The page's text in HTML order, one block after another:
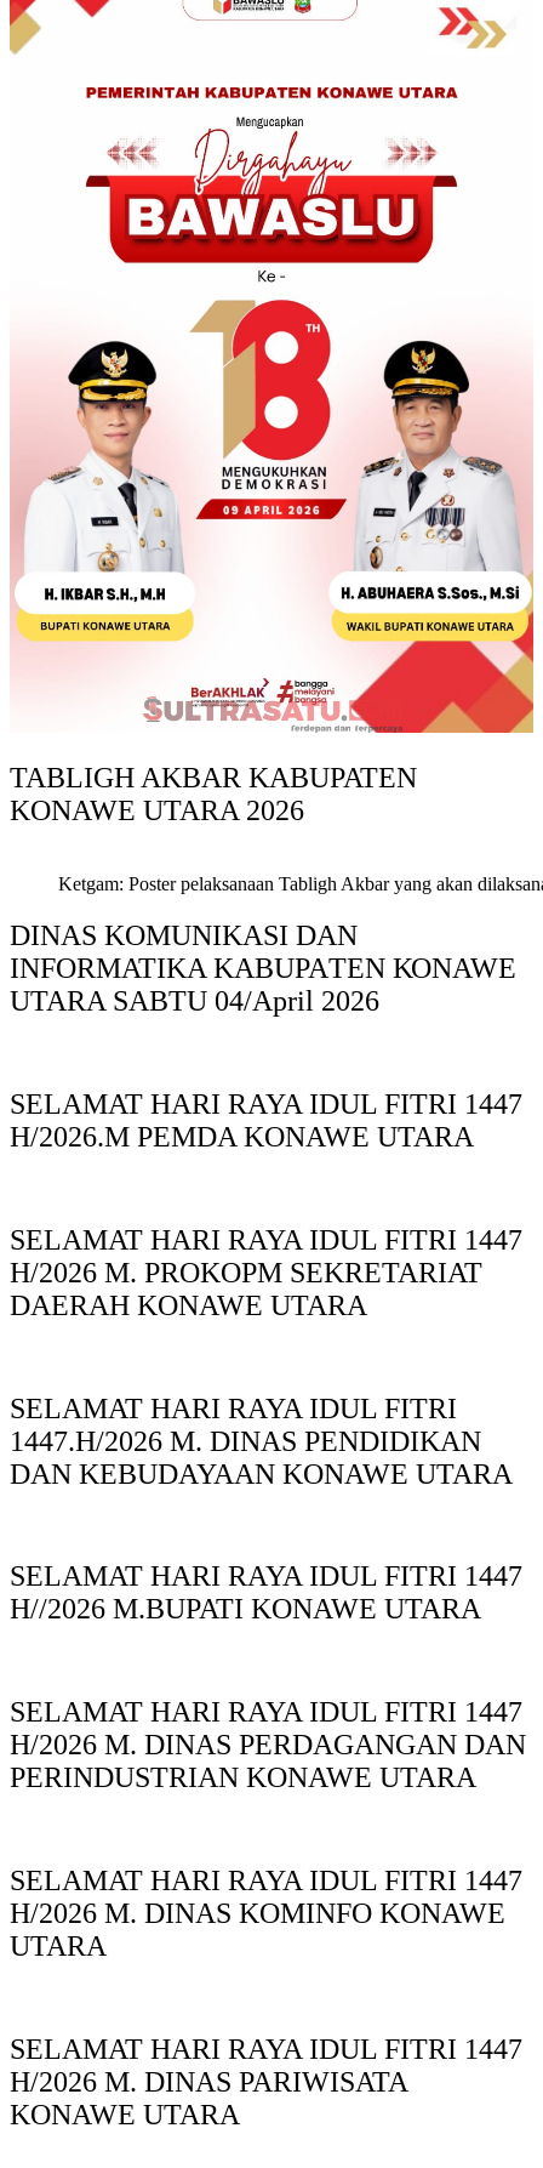
TABLIGH AKBAR KABUPATEN
KONAWE UTARA 2026
Ketgam: Poster pelaksanaan Tabligh Akbar yang akan
DINAS KOMUNIKASI DAN
INFORMATIKA KABUPAΤΕΝ ΚΟNAWE
UTARA SABTU 04/April 2026
SELAMAT HARI RAYA IDUL FITRI 1447
H/2026.M PEMDA KONAWE UTARA
SELAMAT HARI RAYA IDUL FITRI 1447
H/2026 M. PROKOPM SEKRETARIAT
DAERAH KONAWE UTARA
SELAMAT HARI RAYA IDUL FITRI
1447.H/2026 M. DINAS PENDIDIKAN
DAN KEBUDAYAAN KONAWE UTARA
SELAMAT HARI RAYA IDUL FITRI 1447
H//2026 M.BUPATI KONAWE UTARA
SELAMAT HARI RAYA IDUL FITRI 1447
H/2026 M. DINAS PERDAGANGAN DAN
PERINDUSTRIAN KONAWE UTARA
SELAMAT HARI RAYA IDUL FITRI 1447
H/2026 M. DINAS KOMINFO KONAWE
UTARA
SELAMAT HARI RAYA IDUL FITRI 1447
H/2026 M. DINAS PARIWISATA
KONAWE UTARA